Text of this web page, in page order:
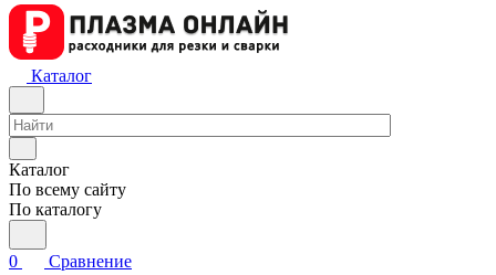
Каталог
Каталог
По всему сайту
По каталогу
0
Сравнение